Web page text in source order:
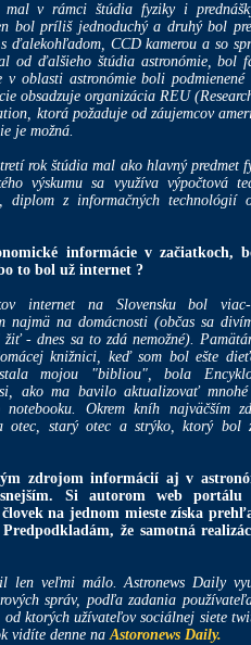
mal v rámci štúdia fyziky i
bol príliš jednoduchý a druhý bol
ďalekohľadom, CCD kamerou a so
od ďalšieho štúdia astronómie, bol
v oblasti astronómie boli
obsadzuje organizácia REU
ktorá požaduje od záujemcov
je možná.
rok štúdia mal ako hlavný predmet
výskumu sa využíva výpočtová
diplom z informačných technológií
informácie v začiatkoch,
to bol už internet ?
internet na Slovensku bol viac-
najmä na domácnosti (občas sa
žiť - dnes sa to zdá nemožné).
knižnici, keď som bol ešte
mojou "bibliou", bola
ako ma bavilo aktualizovať mnohé
Okrem kníh najväčším
otec, starý otec a strýko, ktorý bol
zdrojom informácií aj v
Si autorom web portálu
na jednom mieste získa
že samotná
len veľmi málo. Astronews Daily
správ, podľa zadania
ktorých užívateľov sociálnej siete
vidíte denne naAstoronews Daily.